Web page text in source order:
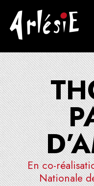
En co-
Nationale